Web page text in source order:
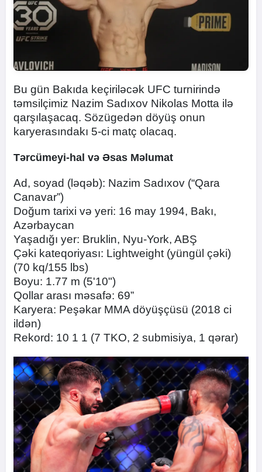
Bu gün Bakıda keçiriləcək UFC turnirində
təmsilçimiz Nazim Sadıxov Nikolas Motta ilə
qarşılaşacaq. Sözügedən döyüş onun
karyerasındakı 5-ci matç olacaq.
Tərcümeyi-hal və Əsas Məlumat
Ad, soyad (ləqəb): Nazim Sadıxov (“Qara
Canavar”)
Doğum tarixi və yeri: 16 may 1994, Bakı,
Azərbaycan
Yaşadığı yer: Bruklin, Nyu-York, ABŞ
Çəki kateqoriyası: Lightweight (yüngül çəki)
(70 kq/155 lbs)
Boyu: 1.77 m (5'10")
Qollar arası məsafə: 69”
Karyera: Peşəkar MMA döyüşçüsü (2018 ci
ildən)
Rekord: 10 1 1 (7 TKO, 2 submisiya, 1 qərar)